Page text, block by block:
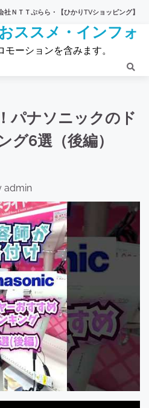
【ひかりTVショッピング】 【eLife（イー
ススメ・インフォ
ーションを含みます。
パナソニックのド
グ6選（後編）
admin